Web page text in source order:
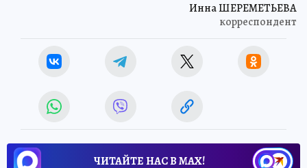
Инна ШЕРЕМЕТЬЕВА
корреспондент
ЧИТАЙТЕ НАС В МАХ!